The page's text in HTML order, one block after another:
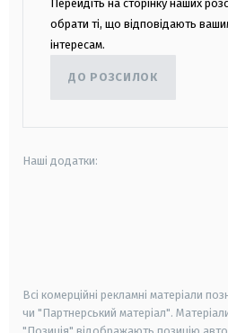
Перейдіть на сторінку наших
обрати ті, що відповідають
інтересам.
ДО РОЗСИЛОК
Наші додатки:
Всі комерційні рекламні матеріали
чи "Партнерський матеріал".